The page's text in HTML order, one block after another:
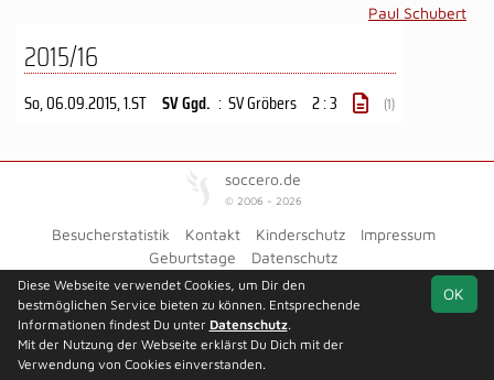
Paul Schubert
2015/16
So, 06.09.2015, 1.ST SV Ggd. : SV Gröbers 2 : 3 (1)
soccero.de
© 2006 - 2026
Besucherstatistik Kontakt Kinderschutz
Impressum
Geburtstage
Datenschutz
Facebook
OK
Diese Webseite verwendet Cookies, um Dir den
bestmöglichen Service bieten zu können. Entsprechende
Informationen findest Du unter Datenschutz.
Mit der Nutzung der Webseite erklärst Du Dich mit der
Verwendung von Cookies einverstanden.